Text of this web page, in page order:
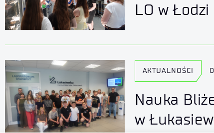
LO w Łodzi
AKTUALNOŚCI
Nauka
w